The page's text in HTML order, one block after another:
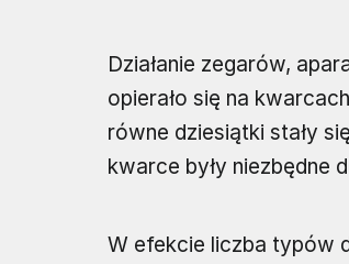
Działanie zegarów,
opierało się na
równe dziesiątki stały
kwarce były niezbędne
W efekcie liczba typów